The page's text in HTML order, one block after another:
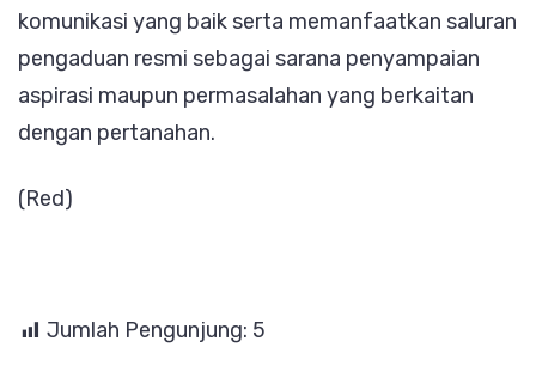
komunikasi yang baik serta memanfaatkan saluran
pengaduan resmi sebagai sarana penyampaian
aspirasi maupun permasalahan yang berkaitan
dengan pertanahan.
(Red)
Jumlah Pengunjung: 5